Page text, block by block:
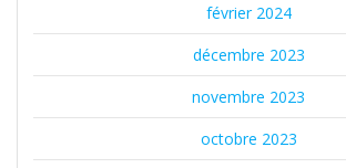
février 2024
décembre 2023
novembre 2023
octobre 2023